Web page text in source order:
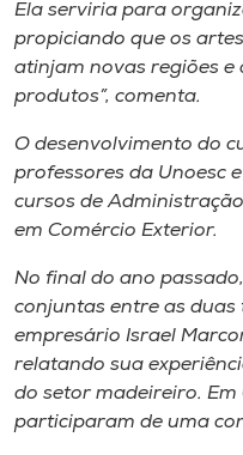
Ela serviria para
propiciando que os
atinjam novas regiões e
produtos”, comenta.
O desenvolvimento do
professores da Unoesc
cursos de
em Comércio Exterior.
No final do ano
conjuntas entre as duas
empresário Israel
relatando sua
do setor madeireiro.
participaram de uma